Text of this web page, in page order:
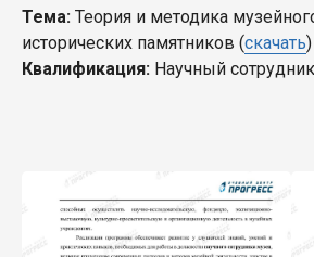
Тема: Теория и методика
исторических памятников (скачать)
Квалификация: Научный